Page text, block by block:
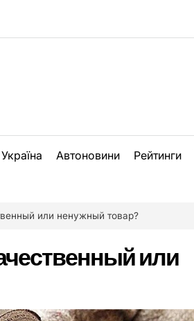
Україна Автоновини Рейтинги
или ненужный товар?
или